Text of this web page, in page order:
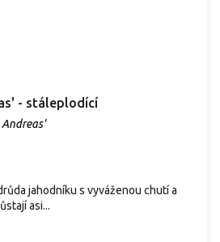
- stáleplodící
jahodníku s vyváženou chutí a
asi...